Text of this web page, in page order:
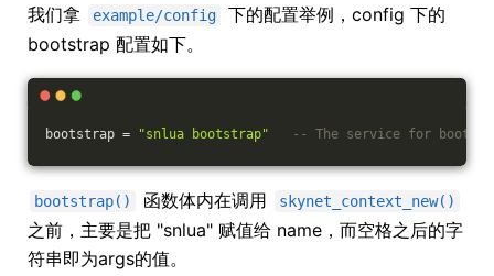
我们拿 example/config
下的配置举例，config 下的
bootstrap 配置如下。
bootstrap = "snlua bootstrap" -- The service for
bootstrap() 函数体内在调用 skynet_context_new()
之前，主要是把 "snlua" 赋值给 name，而空格之后的字
符串即为args的值。